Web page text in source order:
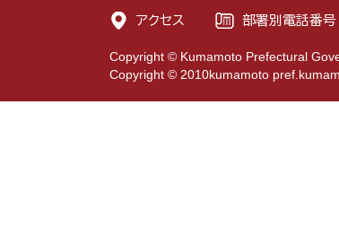
アクセス 部署別電話番号
Copyright © Kumamoto Prefectural
Copyright © 2010kumamoto